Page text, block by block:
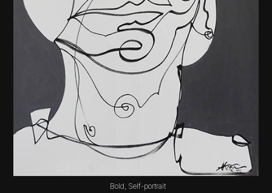
Bold, Self-portrait